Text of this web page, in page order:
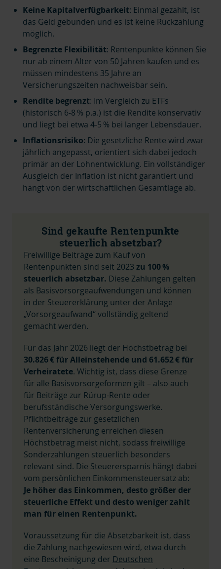
Keine Kapitalverfügbarkeit: Einmal gezahlt, ist
das Geld gebunden und es ist keine Rückzahlung
möglich.
Begrenzte Flexibilität: Rentenpunkte können Sie
nur ab einem Alter von 50 Jahren kaufen und es
müssen mindestens 35 Jahre an
Versicherungszeiten nachweisbar sein.
Rendite begrenzt: Im Vergleich zu ETFs
(historisch 6-8 % p.a.) ist die Rendite konservativ
und liegt bei etwa 4-5 % bei langer Lebensdauer.
Inflationsrisiko: Die gesetzliche Rente wird zwar
jährlich angepasst, orientiert sich dabei jedoch
primär an der Lohnentwicklung. Ein vollständiger
Ausgleich der Inflation ist nicht garantiert und
hängt von der wirtschaftlichen Gesamtlage ab.
Sind gekaufte Rentenpunkte
steuerlich absetzbar?
Freiwillige Beiträge zum Kauf von
Rentenpunkten sind seit 2023 zu 100 %
steuerlich absetzbar. Diese Zahlungen gelten
als Basisvorsorgeaufwendungen und können
in der Steuererklärung unter der Anlage
„Vorsorgeaufwand“ vollständig geltend
gemacht werden.
Für das Jahr 2026 liegt der Höchstbetrag bei
30.826 € für Alleinstehende und 61.652€ für
Verheiratete. Wichtig ist, dass diese Grenze
für alle Basisvorsorgeformen gilt – also auch
für Beiträge zur Rürup-Rente oder
berufsständische Versorgungswerke.
Pflichtbeiträge zur gesetzlichen
Rentenversicherung erreichen diesen
Höchstbetrag meist nicht, sodass freiwillige
Sonderzahlungen steuerlich besonders
relevant sind. Die Steuerersparnis hängt dabei
vom persönlichen Einkommensteuersatz ab:
Je höher das Einkommen, desto größer der
steuerliche Effekt und desto weniger zahlt
man für einen Rentenpunkt.
Voraussetzung für die Absetzbarkeit ist, dass
die Zahlung nachgewiesen wird, etwa durch
eine Bescheinigung der Deutschen